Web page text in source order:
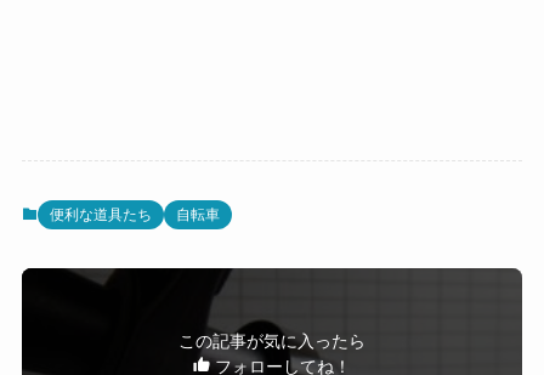
便利な道具たち 自転車
この記事が気に入ったら
フォローしてね！